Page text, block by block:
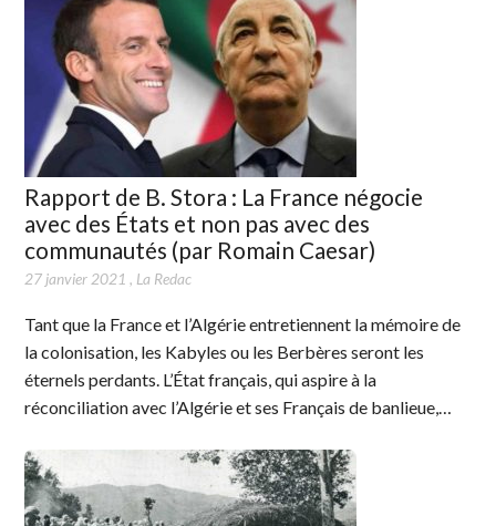
Rapport de B. Stora : La France négocie
avec des États et non pas avec des
communautés (par Romain Caesar)
27 janvier 2021 , La Redac
Tant que la France et l’Algérie entretiennent la mémoire de
la colonisation, les Kabyles ou les Berbères seront les
éternels perdants. L’État français, qui aspire à la
réconciliation avec l’Algérie et ses Français de banlieue,…